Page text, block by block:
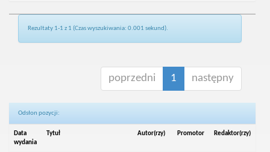
Rezultaty 1-1 z 1 (Czas wyszukiwania: 0.001 sekund).
poprzedni 1 następny
Odsłon pozycji:
Data
wydania
Tytuł Autor(rzy) Promotor Redaktor(rzy)